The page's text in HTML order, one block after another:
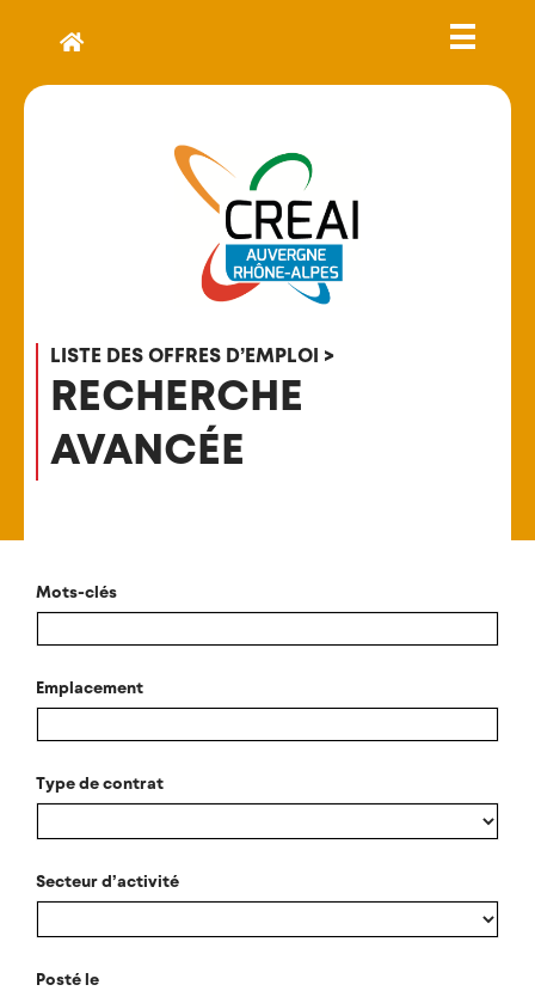
LISTE DES OFFRES D’EMPLOI >
RECHERCHE
AVANCÉE
Mots-clés
Emplacement
Type de contrat
Secteur d’activité
Posté le